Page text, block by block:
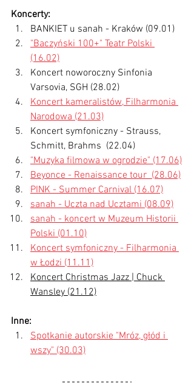
Koncerty:
BANKIET u sanah - Kraków (09.01)
"Baczyński 100+" Teatr Polski
(16.02)
Koncert noworoczny Sinfonia
Varsovia, SGH (28.02)
Koncert kameralistów, Filharmonia
Narodowa (21.03)
Koncert symfoniczny - Strauss,
Schmitt, Brahms  (22.04)
"Muzyka filmowa w ogrodzie" (17.06)
Beyonce - Renaissance tour  (28.06)
PINK - Summer Carnival (16.07)
sanah - Uczta nad Ucztami (08.09)
sanah - koncert w Muzeum Historii
Polski (01.10)
Koncert symfoniczny - Filharmonia
w Łodzi (11.11)
Koncert Christmas Jazz | Chuck
Wansley (21.12)
Inne:
Spotkanie autorskie "Mróz, głód i
wszy" (30.03)